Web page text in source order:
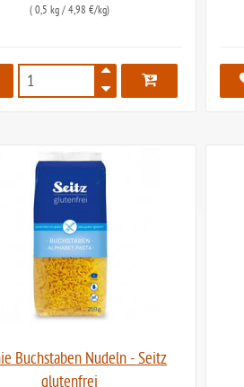
(0,5 kg / 4,98 €/kg)
1911
Buchstaben Nudeln - Seitz
glutenfrei